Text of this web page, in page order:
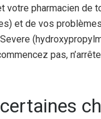
votre pharmacien de
et de vos
pas,